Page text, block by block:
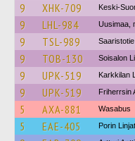
9 XHK-709 Keski-
9 LHL-984 Uusimaa,
9 TSL-989 Saaristotie
9 TOB-130 Soisalon
9 UPK-519 Karkkilan
9 UPK-519 Friherrsin
5 AXA-881 Wasabus
5 EAE-405 Porin Linjat